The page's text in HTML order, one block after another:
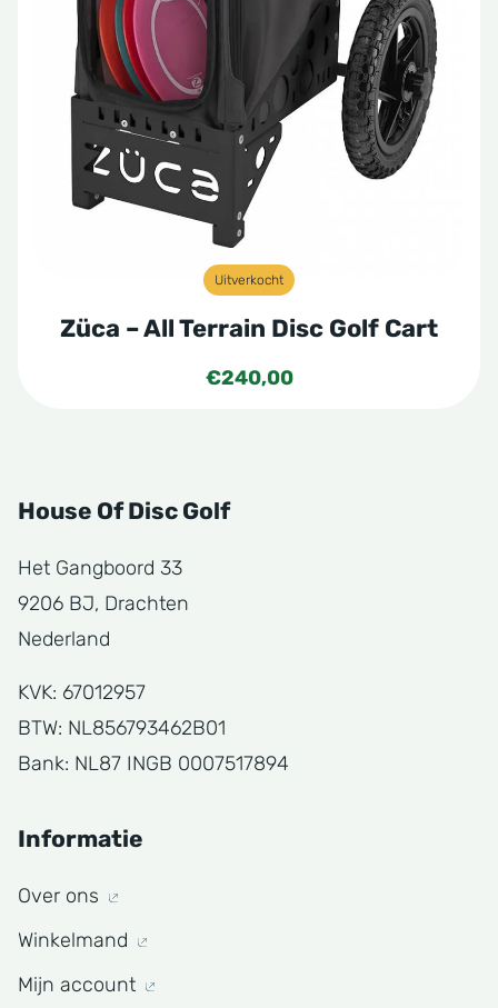
Uitverkocht
Züca – All Terrain Disc Golf Cart
€240,00
House Of Disc Golf
Het Gangboord 33
9206 BJ, Drachten
Nederland
KVK: 67012957
BTW: NL856793462B01
Bank: NL87 INGB 0007517894
Informatie
Over ons
Winkelmand
Mijn account